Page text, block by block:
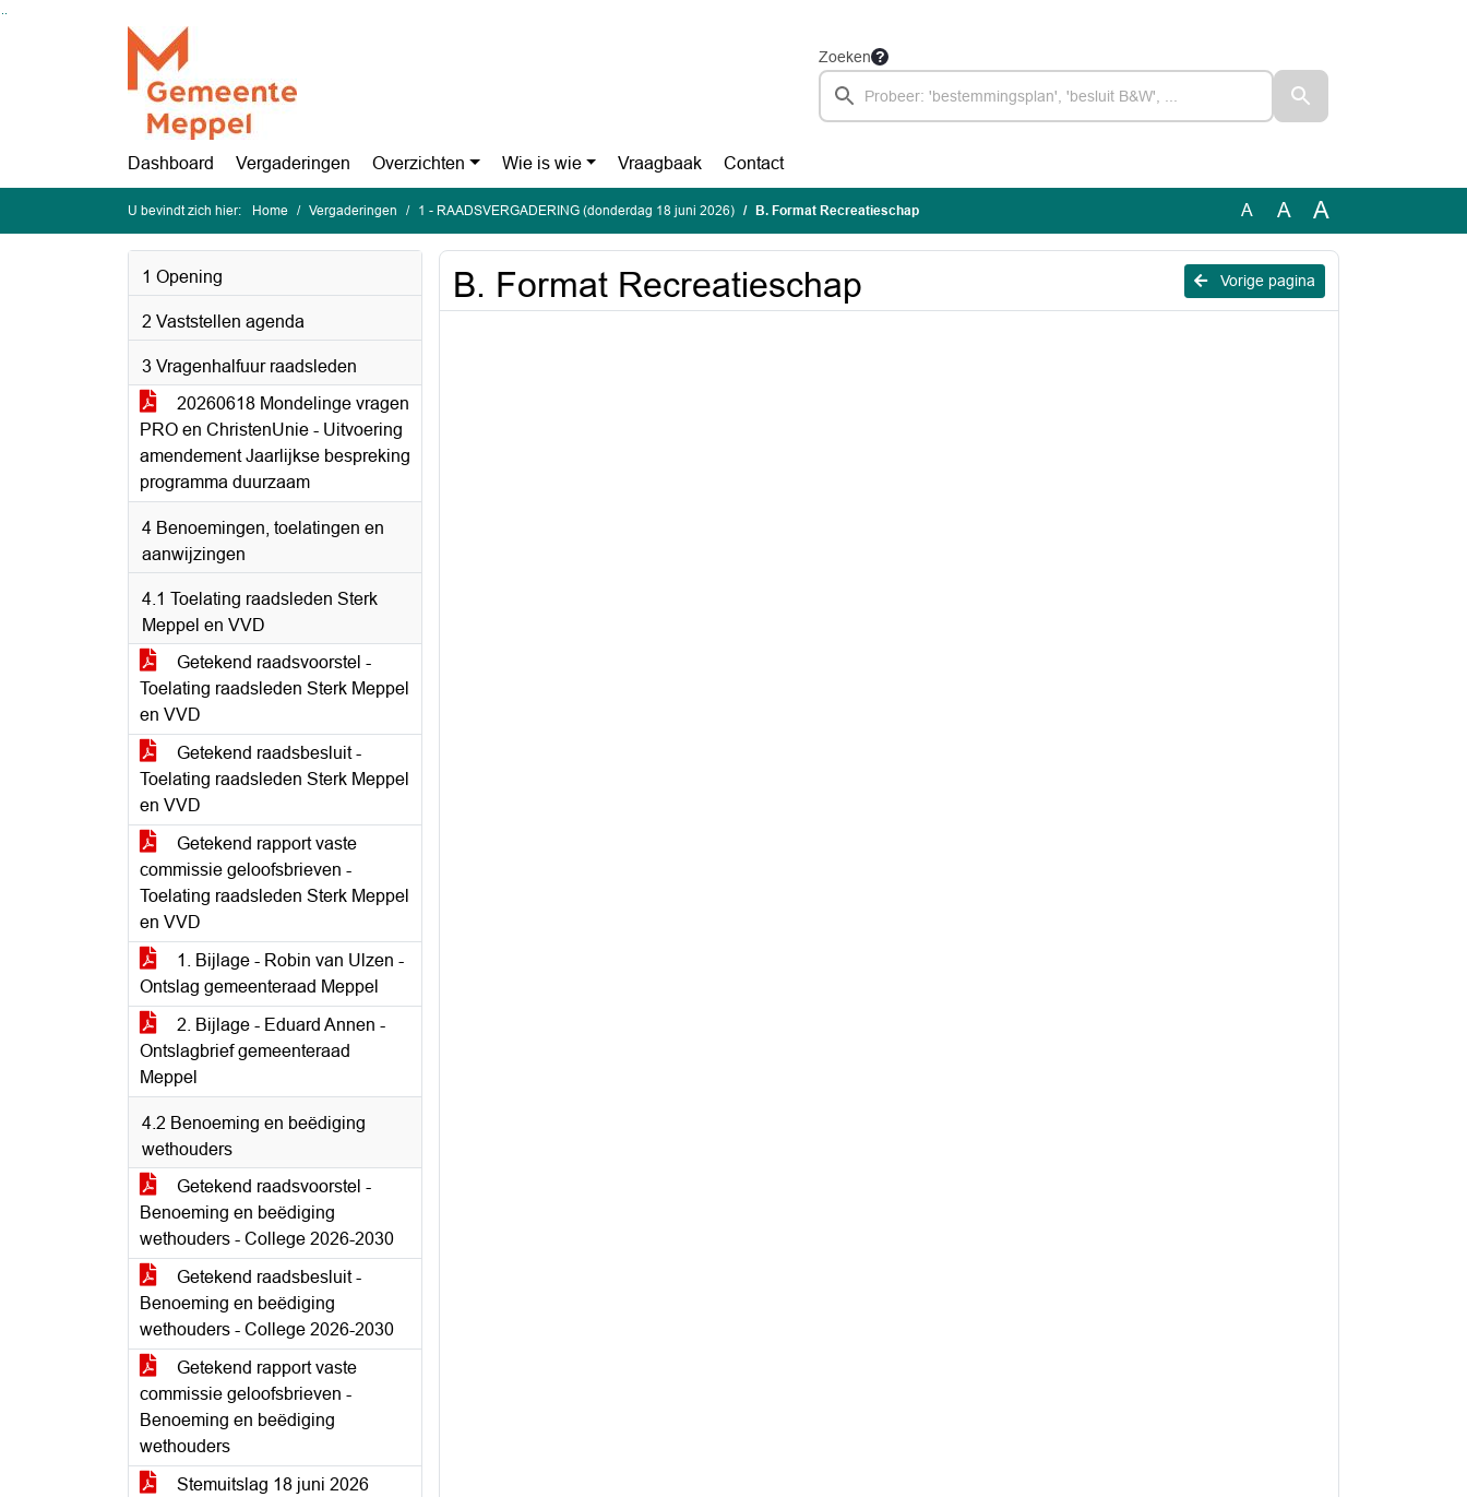
Ga naar de inhoud van deze pagina
Ga naar het zoeken
Ga naar het menu
Zoeken
Dashboard Vergaderingen Overzichten Wie is wie Vraagbaak Contact
U bevindt zich hier: Home Vergaderingen 1 - RAADSVERGADERING (donderdag 18 juni 2026) B. Format Recreatieschap A A A
1 Opening
2 Vaststellen agenda
3 Vragenhalfuur raadsleden
20260618 Mondelinge vragen
PRO en ChristenUnie - Uitvoering
amendement Jaarlijkse bespreking
programma duurzaam
4 Benoemingen, toelatingen en
aanwijzingen
4.1 Toelating raadsleden Sterk
Meppel en VVD
Getekend raadsvoorstel -
Toelating raadsleden Sterk Meppel
en VVD
Getekend raadsbesluit -
Toelating raadsleden Sterk Meppel
en VVD
Getekend rapport vaste
commissie geloofsbrieven -
Toelating raadsleden Sterk Meppel
en VVD
1. Bijlage - Robin van Ulzen -
Ontslag gemeenteraad Meppel
2. Bijlage - Eduard Annen -
Ontslagbrief gemeenteraad
Meppel
4.2 Benoeming en beëdiging
wethouders
Getekend raadsvoorstel -
Benoeming en beëdiging
wethouders - College 2026-2030
Getekend raadsbesluit -
Benoeming en beëdiging
wethouders - College 2026-2030
Getekend rapport vaste
commissie geloofsbrieven -
Benoeming en beëdiging
wethouders
Stemuitslag 18 juni 2026
Vorige pagina
B. Format Recreatieschap